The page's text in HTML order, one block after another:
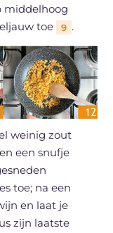
middelhoog
toe
9 .
weinig zout
een snufje
toe; na een
en laat je
zijn laatste